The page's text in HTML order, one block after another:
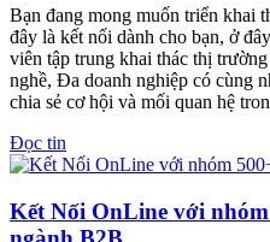
Bạn đang mong muốn triển khai
đây là kết nối dành cho bạn, ở
viên tập trung khai thác thị
nghề, Đa doanh nghiệp có cùng
chia sẻ cơ hội và mối quan hệ
Đọc tin
Kết Nối OnLine với